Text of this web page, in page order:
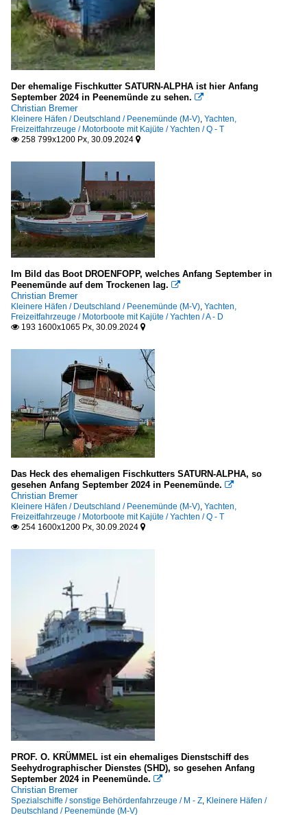
Der ehemalige Fischkutter SATURN-ALPHA ist hier Anfang
September 2024 in Peenemünde zu sehen. 
Christian Bremer
Kleinere Häfen / Deutschland / Peenemünde (M-V), Yachten,
Freizeitfahrzeuge / Motorboote mit Kajüte / Yachten / Q - T
 258 799x1200 Px, 30.09.2024 
Im Bild das Boot DROENFOPP, welches Anfang September in
Peenemünde auf dem Trockenen lag. 
Christian Bremer
Kleinere Häfen / Deutschland / Peenemünde (M-V), Yachten,
Freizeitfahrzeuge / Motorboote mit Kajüte / Yachten / A - D
 193 1600x1065 Px, 30.09.2024 
Das Heck des ehemaligen Fischkutters SATURN-ALPHA, so
gesehen Anfang September 2024 in Peenemünde. 
Christian Bremer
Kleinere Häfen / Deutschland / Peenemünde (M-V), Yachten,
Freizeitfahrzeuge / Motorboote mit Kajüte / Yachten / Q - T
 254 1600x1200 Px, 30.09.2024 
PROF. O. KRÜMMEL ist ein ehemaliges Dienstschiff des
Seehydrographischer Dienstes (SHD), so gesehen Anfang
September 2024 in Peenemünde. 
Christian Bremer
Spezialschiffe / sonstige Behördenfahrzeuge / M - Z, Kleinere Häfen /
Deutschland / Peenemünde (M-V)